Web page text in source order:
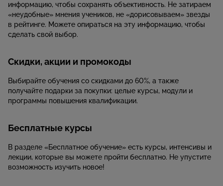
информацию, чтобы сохранять объективность. Не затираем
«неудобные» мнения учеников, не «дорисовываем» звезды
в рейтинге. Можете опираться на эту информацию, чтобы
сделать свой выбор.
Скидки, акции и промокоды
Выбирайте обучения со скидками до 60%, а также
получайте подарки за покупки: целые курсы, модули и
программы повышения квалификации.
Бесплатные курсы
В разделе «Бесплатное обучение» есть курсы, интенсивы и
лекции, которые вы можете пройти бесплатно. Не упустите
возможность изучить новое!